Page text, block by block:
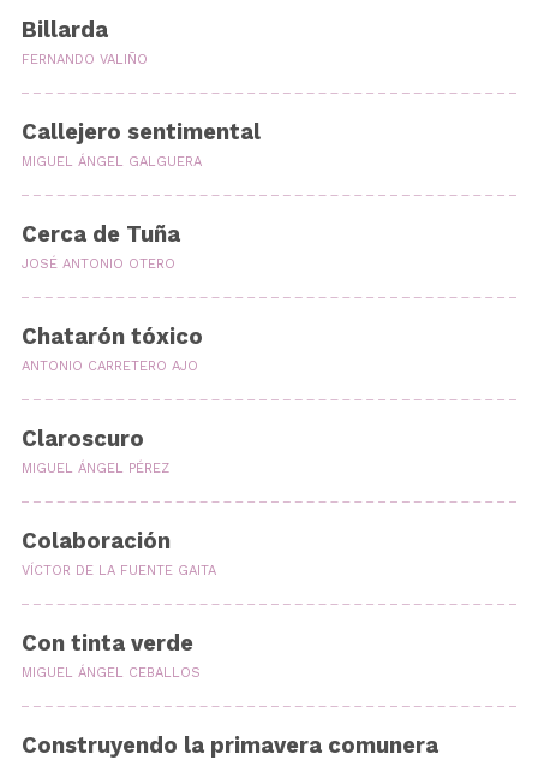
Billarda
FERNANDO VALIÑO
Callejero sentimental
MIGUEL ÁNGEL GALGUERA
Cerca de Tuña
JOSÉ ANTONIO OTERO
Chatarón tóxico
ANTONIO CARRETERO AJO
Claroscuro
MIGUEL ÁNGEL PÉREZ
Colaboración
VÍCTOR DE LA FUENTE GAITA
Con tinta verde
MIGUEL ÁNGEL CEBALLOS
Construyendo la primavera comunera